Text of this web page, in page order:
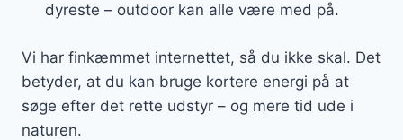
dyreste – outdoor kan alle være med på.
Vi har finkæmmet internettet, så du ikke skal. Det
betyder, at du kan bruge kortere energi på at
søge efter det rette udstyr – og mere tid ude i
naturen.